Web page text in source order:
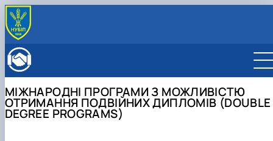
ОСВІТНЯ ДІЯЛЬНІСТЬ
Бакалаврат
Магістратура
ВСТУПНИКУ
Загальна інформація
МІЖНАРОДНА ДІЯЛЬНІСТЬ
МІЖНАРОДНІ ПРОГРАМИ З МОЖЛИВІСТЮ
ОТРИМАННЯ ПОДВІЙНИХ ДИПЛОМІВ (DOUBLE
DEGREE PROGRAMS)